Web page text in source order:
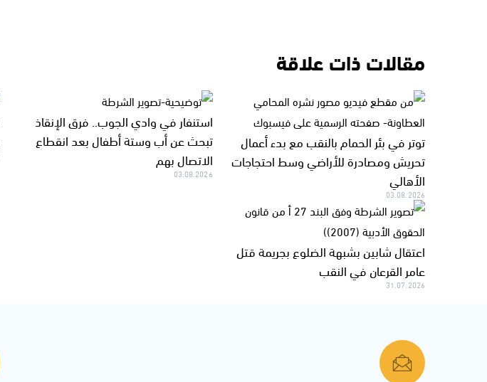
مقالات ذات علاقة
توتر في بئر الحمام بالنقب مع بدء أعمال
تحريش ومصادرة للأراضي وسط احتجاجات
الأهالي
03.08.2026
استنفار في وادي الجوب.. فرق الإنقاذ
تبحث عن أب وستة أطفال بعد انقطاع
الاتصال بهم
03.08.2026
اعتقال شابين بشبهة الضلوع بجريمة قتل
عامر القرعان في النقب
31.07.2026